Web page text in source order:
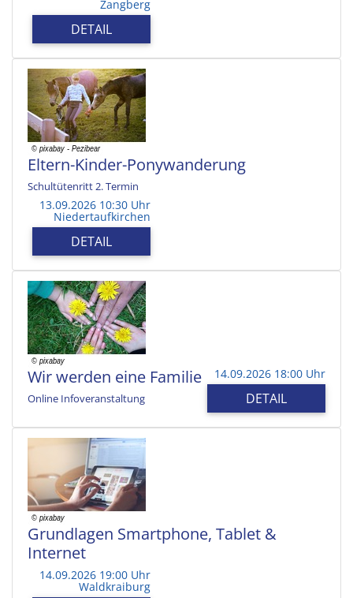
Zangberg
DETAIL
Eltern-Kinder-Ponywanderung
Schultütenritt 2. Termin
13.09.2026 10:30 Uhr
Niedertaufkirchen
DETAIL
Wir werden eine Familie
Online Infoveranstaltung
14.09.2026 18:00 Uhr
DETAIL
Grundlagen Smartphone, Tablet &
Internet
14.09.2026 19:00 Uhr
Waldkraiburg